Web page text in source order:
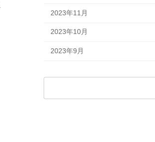
2023年11月
2023年10月
2023年9月